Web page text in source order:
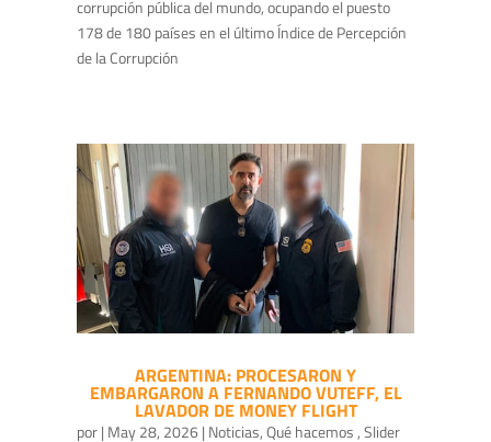
corrupción pública del mundo, ocupando el puesto
178 de 180 países en el último Índice de Percepción
de la Corrupción
ARGENTINA: PROCESARON Y
EMBARGARON A FERNANDO VUTEFF, EL
LAVADOR DE MONEY FLIGHT
por| May 28, 2026| Noticias,Qué hacemos ,Slider